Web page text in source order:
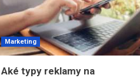
Marketing
Aké typy reklamy na